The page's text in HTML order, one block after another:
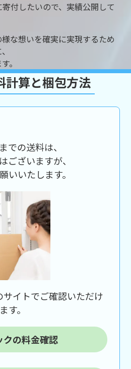
付したいので、実績公開して
な想いを確実に実現するため
。
計算と梱包方法
での送料は、
ございますが、
いいたします。
イトでご確認いただけ
ます。
クの料金確認